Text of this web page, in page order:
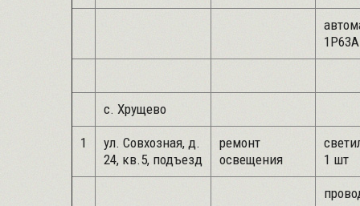
с. Хрущево
1
ул. Совхозная, д.
24, кв.5, подъезд
ремонт
освещения
1 шт